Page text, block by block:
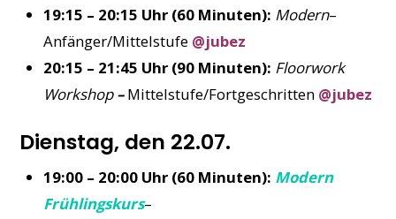
19:15 – 20:15 Uhr (60 Minuten): Modern–
Anfänger/Mittelstufe @jubez
20:15 – 21:45 Uhr (90 Minuten): Floorwork
Workshop–Mittelstufe/Fortgeschritten @jubez
Dienstag, den 22.07.
19:00 – 20:00 Uhr (60 Minuten): Modern
Frühlingskurs–